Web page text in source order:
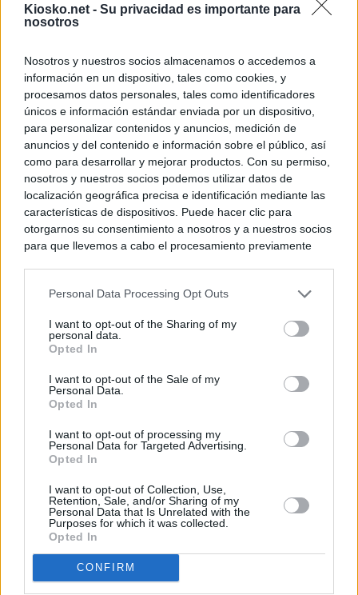
Kiosko.net - Su privacidad es importante para
nosotros
Nosotros y nuestros socios almacenamos o accedemos a
información en un dispositivo, tales como cookies, y
procesamos datos personales, tales como identificadores
únicos e información estándar enviada por un dispositivo,
para personalizar contenidos y anuncios, medición de
anuncios y del contenido e información sobre el público, así
como para desarrollar y mejorar productos. Con su permiso,
nosotros y nuestros socios podemos utilizar datos de
localización geográfica precisa e identificación mediante las
características de dispositivos. Puede hacer clic para
otorgarnos su consentimiento a nosotros y a nuestros socios
para que llevemos a cabo el procesamiento previamente
negar su consentimiento. Tenga en cuenta que algún
de su consentimiento, pero usted tiene el derecho de
rechazar tal procesamiento. Sus preferencias se aplicarán
cualquier momento entrando de nuevo en este sitio web o
visitando nuestra política de privacidad.
Personal Data Processing Opt Outs
I want to opt-out of the Sharing of my
personal data.
Opted In
I want to opt-out of the Sale of my
Personal Data.
Opted In
I want to opt-out of processing my
Personal Data for Targeted Advertising.
Opted In
I want to opt-out of Collection, Use,
Retention, Sale, and/or Sharing of my
Personal Data that Is Unrelated with the
Purposes for which it was collected.
Opted In
CONFIRM